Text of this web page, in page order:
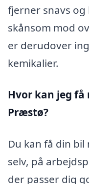
fjerner snavs
skånsom mod
er derudover
kemikalier.
Hvor kan jeg
Præstø?
Du kan få din
selv, på
der passer dig